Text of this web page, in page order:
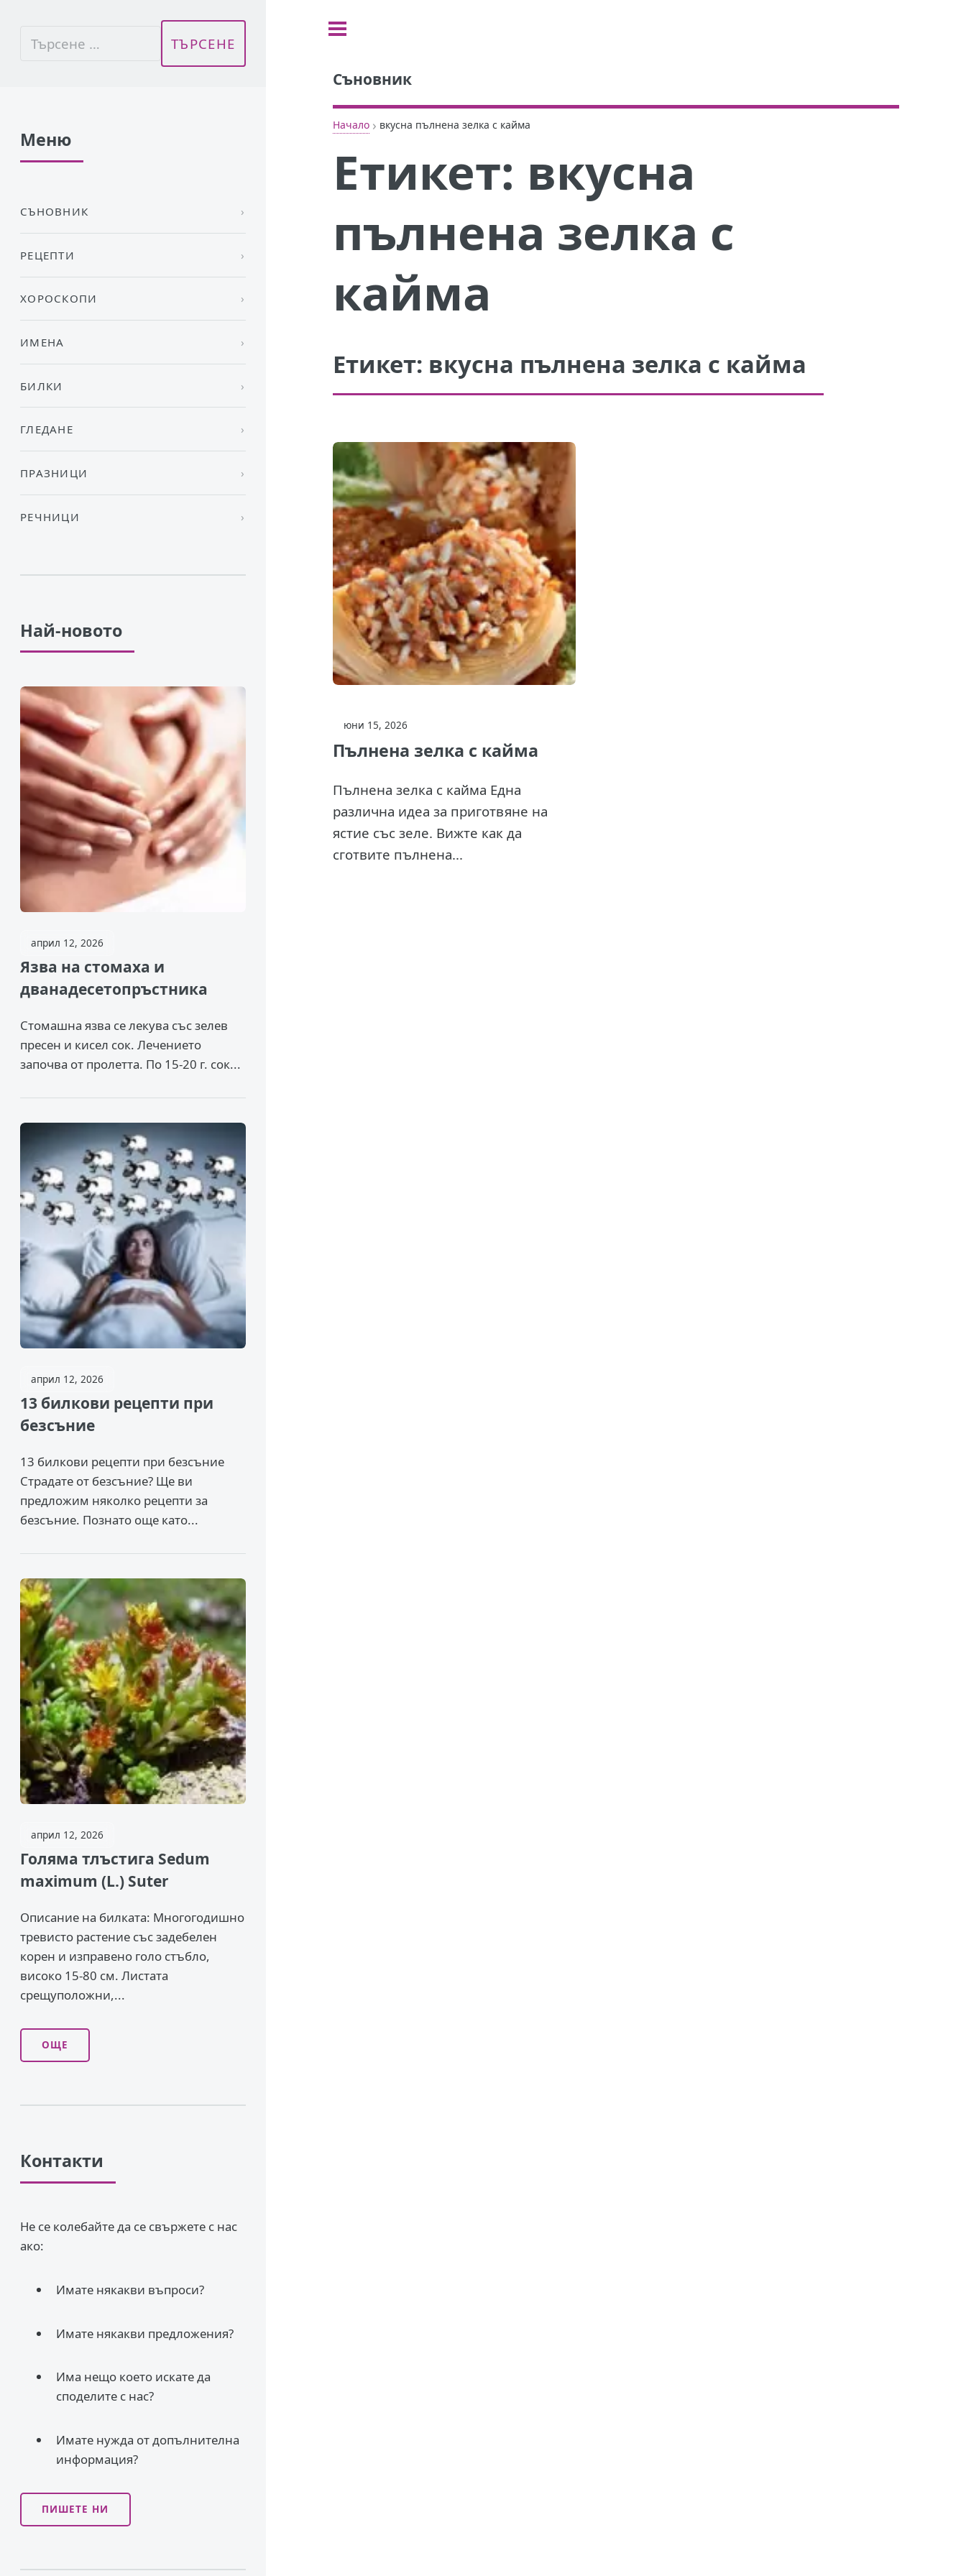
Съновник
Начало › вкусна пълнена зелка с кайма
Етикет: вкусна
пълнена зелка с
кайма
Етикет: вкусна пълнена зелка с кайма
юни 15, 2026
Пълнена зелка с кайма
Пълнена зелка с кайма Една
различна идеа за приготвяне на
ястие със зеле. Вижте как да
сготвите пълнена...
Меню
СЪНОВНИК
РЕЦЕПТИ
ХОРОСКОПИ
ИМЕНА
БИЛКИ
ГЛЕДАНЕ
ПРАЗНИЦИ
РЕЧНИЦИ
Най-новото
април 12, 2026
Язва на стомаха и
дванадесетопръстника
Стомашна язва се лекува със зелев
пресен и кисел сок. Лечението
започва от пролетта. По 15-20 г. сок...
април 12, 2026
13 билкови рецепти при
безсъние
13 билкови рецепти при безсъние
Страдате от безсъние? Ще ви
предложим няколко рецепти за
безсъние. Познато още като...
април 12, 2026
Голяма тлъстига Sedum
maximum (L.) Suter
Описание на билката: Многогодишно
тревисто растение със задебелен
корен и изправено го­ло стъбло,
високо 15-80 см. Листата
срещуположни,...
ОЩЕ
Контакти
Не се колебайте да се свържете с нас
ако:
Имате някакви въпроси?
Имате някакви предложения?
Има нещо което искате да
споделите с нас?
Имате нужда от допълнителна
информация?
ПИШЕТЕ НИ